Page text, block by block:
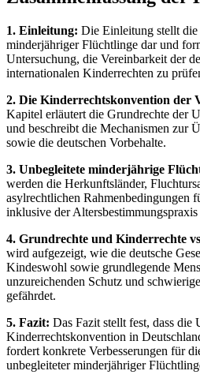
1. Einleitung: Die Einleitung stellt
minderjähriger Flüchtlinge dar und
Untersuchung, die Vereinbarkeit der
internationalen Kinderrechten zu
2. Die Kinderrechtskonvention der
Kapitel erläutert die Grundrechte der
und beschreibt die Mechanismen zur
sowie die deutschen Vorbehalte.
3. Unbegleitete minderjährige
werden die Herkunftsländer,
asylrechtlichen Rahmenbedingungen
inklusive der
4. Grundrechte und Kinderrechte
wird aufgezeigt, wie die deutsche
Kindeswohl sowie grundlegende
unzureichenden Schutz und
gefährdet.
5. Fazit: Das Fazit stellt fest, dass die
Kinderrechtskonvention in
fordert konkrete Verbesserungen für
unbegleiteter minderjähriger